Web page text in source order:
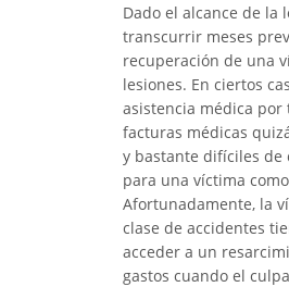
Dado el alcance de la
transcurrir meses
recuperación de una
lesiones. En ciertos
asistencia médica por
facturas médicas
y bastante difíciles de
para una víctima
Afortunadamente, la
clase de accidentes
acceder a un
gastos cuando el